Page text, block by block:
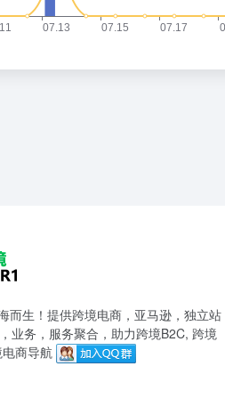
而生！提供跨境电商，亚马逊，独立站
业务，服务聚合，助力跨境B2C, 跨境
商导航